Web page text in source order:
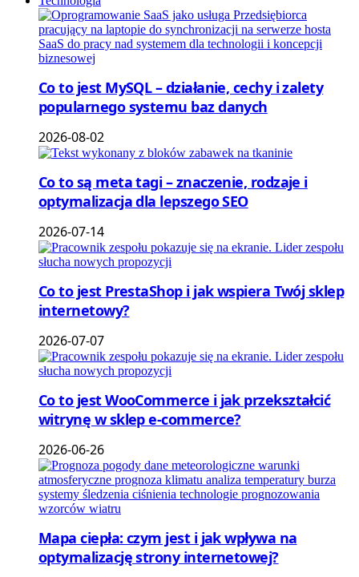
Co to jest MySQL – działanie, cechy i zalety
popularnego systemu baz danych
2026-08-02
Co to są meta tagi – znaczenie, rodzaje i
optymalizacja dla lepszego SEO
2026-07-14
Co to jest PrestaShop i jak wspiera Twój sklep
internetowy?
2026-07-07
Co to jest WooCommerce i jak przekształcić
witrynę w sklep e-commerce?
2026-06-26
Mapa ciepła: czym jest i jak wpływa na
optymalizację strony internetowej?